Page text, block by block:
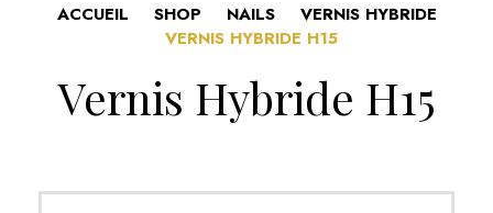
ACCUEIL SHOP NAILS
VERNIS HYBRIDE
VERNIS HYBRIDE H15
Vernis Hybride H15